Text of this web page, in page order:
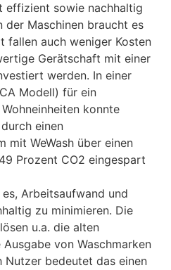
effizient sowie nachhaltig
der Maschinen braucht es
fallen auch weniger Kosten
Gerätschaft mit einer
werden. In einer
Modell) für ein
konnte
einen
mit WeWash über einen
Prozent CO2 eingespart
Arbeitsaufwand und
zu minimieren. Die
u.a. die alten
von Waschmarken
Nutzer bedeutet das einen